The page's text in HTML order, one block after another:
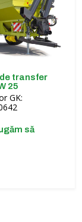
transfer
25
GK:
să